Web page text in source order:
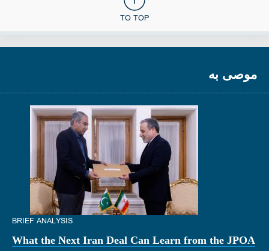
TO TOP
موصى به
BRIEF ANALYSIS
What the Next Iran Deal Can Learn from the JPOA